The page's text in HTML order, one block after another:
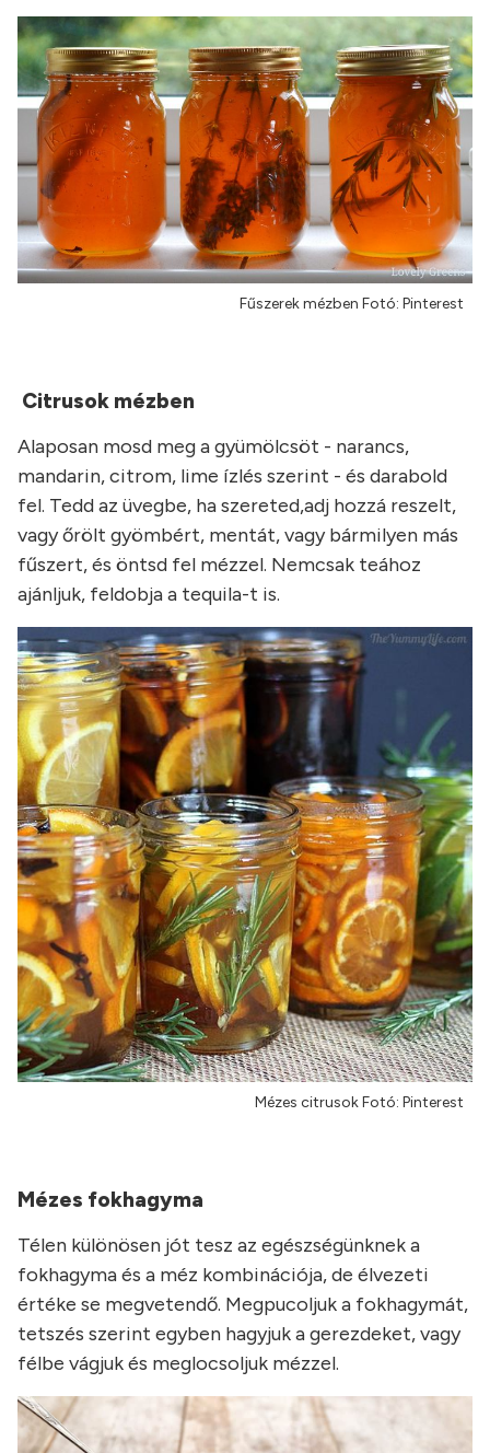
Fűszerek mézben Fotó: Pinterest
Citrusok mézben
Alaposan mosd meg a gyümölcsöt - narancs,
mandarin, citrom, lime ízlés szerint - és darabold
fel. Tedd az üvegbe, ha szereted,adj hozzá reszelt,
vagy őrölt gyömbért, mentát, vagy bármilyen más
fűszert, és öntsd fel mézzel. Nemcsak teához
ajánljuk, feldobja a tequila-t is.
Mézes citrusok Fotó: Pinterest
Mézes fokhagyma
Télen különösen jót tesz az egészségünknek a
fokhagyma és a méz kombinációja, de élvezeti
értéke se megvetendő. Megpucoljuk a fokhagymát,
tetszés szerint egyben hagyjuk a gerezdeket, vagy
félbe vágjuk és meglocsoljuk mézzel.